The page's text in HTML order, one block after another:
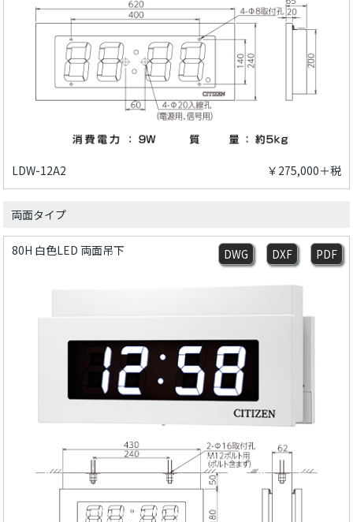
LDW-12A2 ￥275,000＋税
両面タイプ
80H 白色LED 両面吊下 DWG DXF PDF